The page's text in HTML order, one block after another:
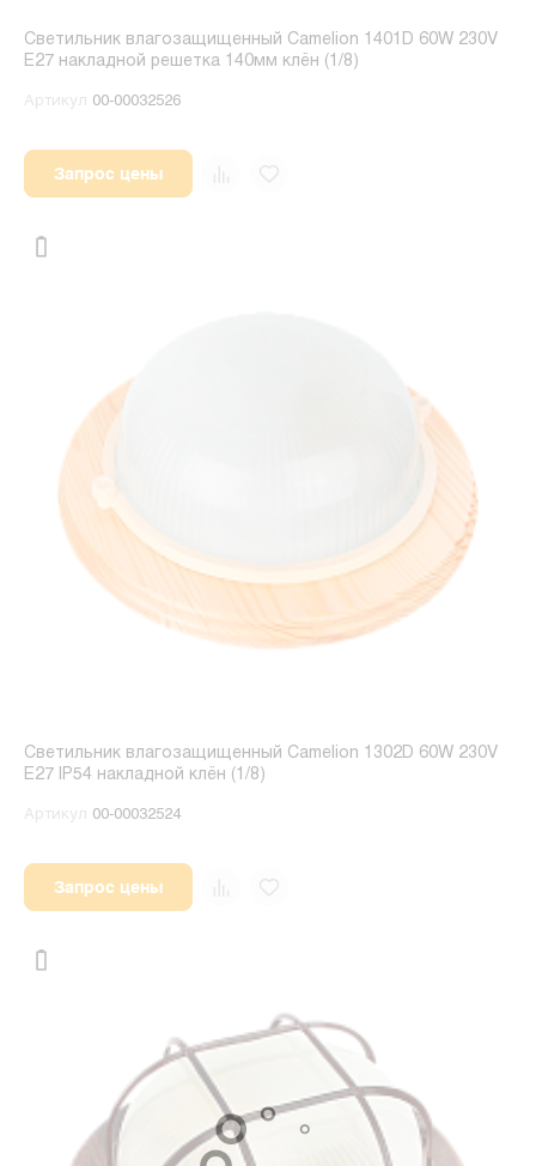
Светильник влагозащищенный Camelion 1401D 60W 230V
E27 накладной решетка 140мм клён (1/8)
Артикул 00-00032526
Запрос цены
Светильник влагозащищенный Camelion 1302D 60W 230V
E27 IP54 накладной клён (1/8)
Артикул 00-00032524
Запрос цены